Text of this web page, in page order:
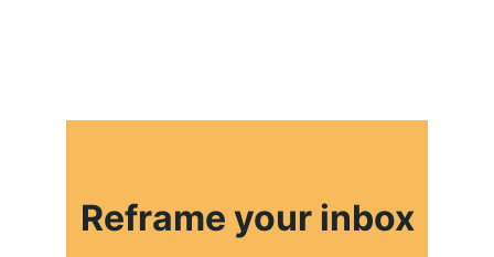
Reframe your inbox